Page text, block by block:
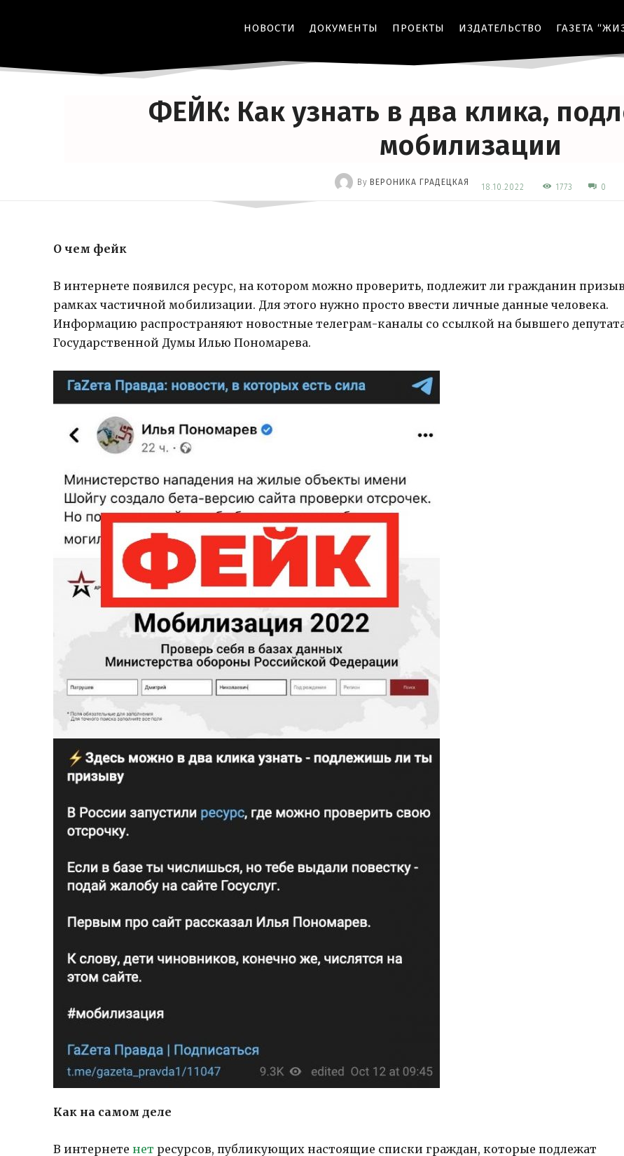
НОВОСТИ ДОКУМЕНТЫ ПРОЕКТЫ ИЗДАТЕЛЬСТВО ГАЗЕТА
ФЕЙК: Как узнать в два клика,
мобилизации
By ВЕРОНИКА ГРАДЕЦКАЯ 18.10.2022 1773 0
О чем фейк
В интернете появился ресурс, на котором можно проверить, подлежит ли гражданин
рамках частичной мобилизации. Для этого нужно просто ввести личные данные человека.
Информацию распространяют новостные телеграм-каналы со ссылкой на бывшего
Государственной Думы Илью Пономарева.
Как на самом деле
В интернете нет ресурсов, публикующих настоящие списки граждан, которые подлежат